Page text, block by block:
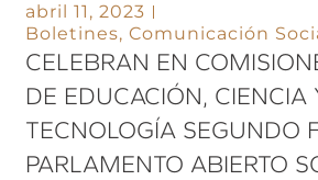
abril 11, 2023
Boletines,Comunicación
CELEBRAN EN
DE EDUCACIÓN, CIENCIA
TECNOLOGÍA SEGUNDO
PARLAMENTO ABIERTO